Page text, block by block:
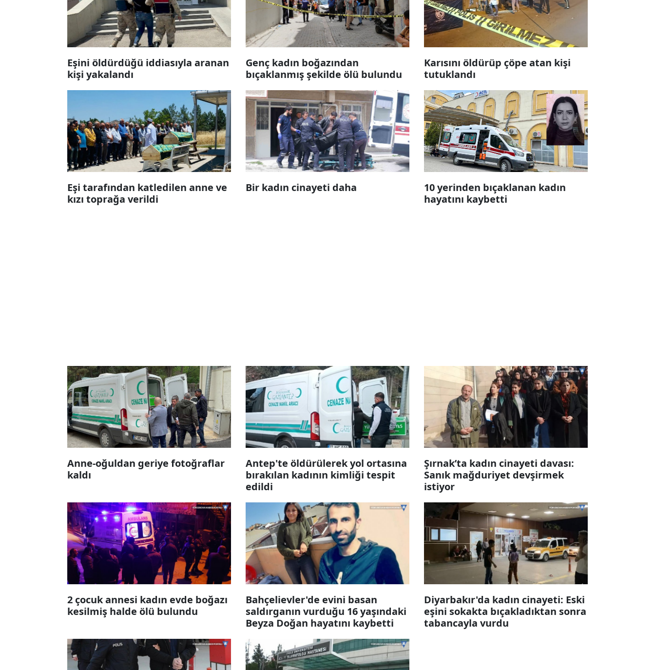
Eşini öldürdüğü iddiasıyla aranan
kişi yakalandı
Genç kadın boğazından
bıçaklanmış şekilde ölü bulundu
Karısını öldürüp çöpe atan kişi
tutuklandı
Eşi tarafından katledilen anne ve
kızı toprağa verildi
Bir kadın cinayeti daha
10 yerinden bıçaklanan kadın
hayatını kaybetti
Anne-oğuldan geriye fotoğraflar
kaldı
Antep'te öldürülerek yol ortasına
bırakılan kadının kimliği tespit
edildi
Şırnak’ta kadın cinayeti davası:
Sanık mağduriyet devşirmek
istiyor
2 çocuk annesi kadın evde boğazı
kesilmiş halde ölü bulundu
Bahçelievler'de evini basan
saldırganın vurduğu 16 yaşındaki
Beyza Doğan hayatını kaybetti
Diyarbakır'da kadın cinayeti: Eski
eşini sokakta bıçakladıktan sonra
tabancayla vurdu